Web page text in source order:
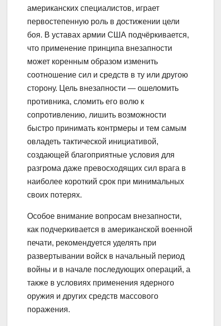
американских специалистов, играет
первостепенную роль в достижении цели
боя. В уставах армии США подчёркивается,
что применение принципа внезапности
может коренным образом изменить
соотношение сил и средств в ту или другою
сторону. Цель внезапности — ошеломить
противника, сломить его волю к
сопротивлению, лишить возможности
быстро принимать контрмеры и тем самым
овладеть тактической инициативой,
создающей благоприятные условия для
разгрома даже превосходящих сил врага в
наиболее короткий срок при минимальных
своих потерях.
Особое внимание вопросам внезапности,
как подчеркивается в американской военной
печати, рекомендуется уделять при
развертывании войск в начальный период
войны и в начале последующих операций, а
также в условиях применения ядерного
оружия и других средств массового
поражения.